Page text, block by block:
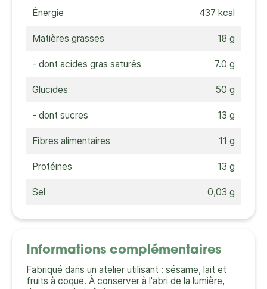
Énergie 437 kcal
Matières grasses 18 g
- dont acides gras saturés 7.0 g
Glucides 50 g
- dont sucres 13 g
Fibres alimentaires 11 g
Protéines 13 g
Sel 0,03 g
Informations complémentaires
Fabriqué dans un atelier utilisant : sésame, lait et
fruits à coque. À conserver à l'abri de la lumière,